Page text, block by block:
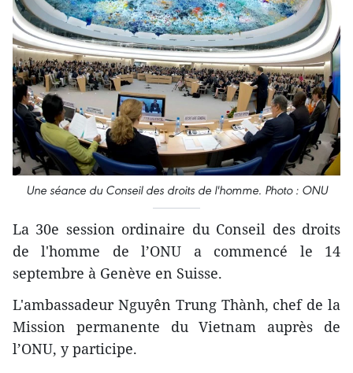
Une séance du Conseil des droits de l'homme. Photo : ONU
La 30e session ordinaire du Conseil des droits
de l'homme de l’ONU a commencé le 14
septembre à Genève en Suisse.
L'ambassadeur Nguyên Trung Thành, chef de la
Mission permanente du Vietnam auprès de
l’ONU, y participe.